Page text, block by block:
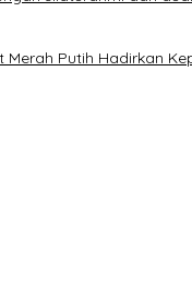
Putih Hadirkan